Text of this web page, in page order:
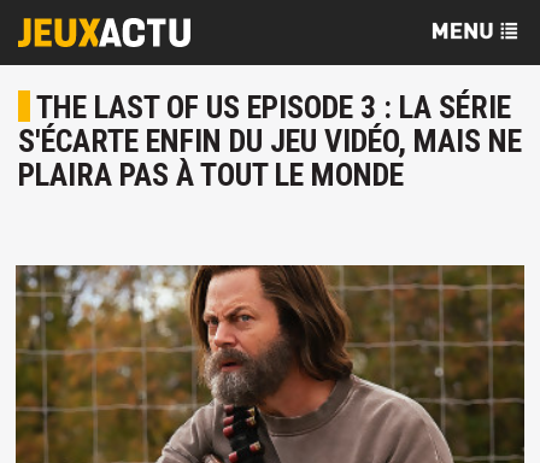
THE LAST OF US EPISODE 3 : LA SÉRIE
S'ÉCARTE ENFIN DU JEU VIDÉO, MAIS NE
PLAIRA PAS À TOUT LE MONDE